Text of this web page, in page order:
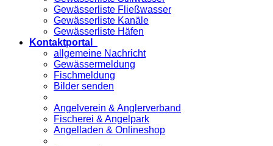
Gewässerliste Fließwasser
Gewässerliste Kanäle
Gewässerliste Häfen
Kontaktportal
allgemeine Nachricht
Gewässermeldung
Fischmeldung
Bilder senden
Angelverein & Anglerverband
Fischerei & Angelpark
Angelladen & Onlineshop